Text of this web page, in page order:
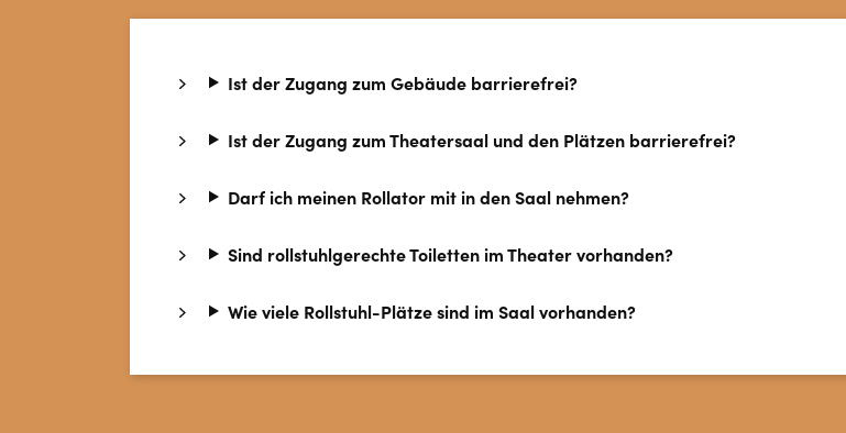
Ist der Zugang zum Gebäude barrierefrei?
Ist der Zugang zum Theatersaal und den Plätzen barrierefrei?
Darf ich meinen Rollator mit in den Saal nehmen?
Sind rollstuhlgerechte Toiletten im Theater vorhanden?
Wie viele Rollstuhl-Plätze sind im Saal vorhanden?